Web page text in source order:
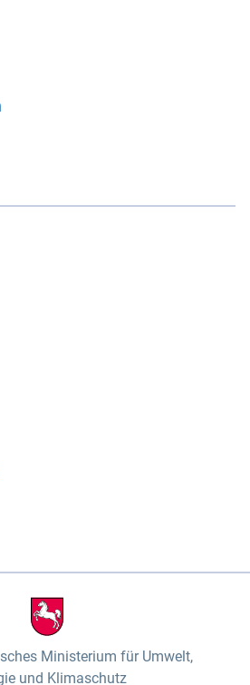
Ministerium für Umwelt,
und Klimaschutz